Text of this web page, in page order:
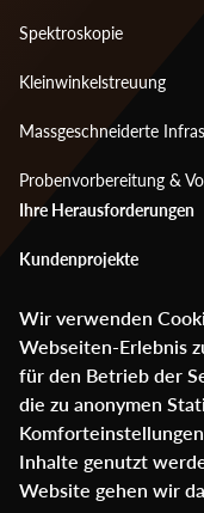
Spektroskopie
Kleinwinkelstreuung
Massgeschneiderte
Probenvorbereitung &
Footer
menu
2
Ihre Herausforderungen
Kundenprojekte
Mediencenter
Über ANAXAM
Glossar
Kontakt
Wir verwenden
Webseiten-Erlebnis
für den Betrieb der
die zu anonymen
Inhalte genutzt
Website gehen wir